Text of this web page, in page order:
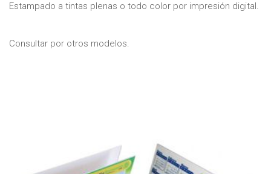
Estampado a tintas plenas o todo color por impresión digital.
Consultar por otros modelos.